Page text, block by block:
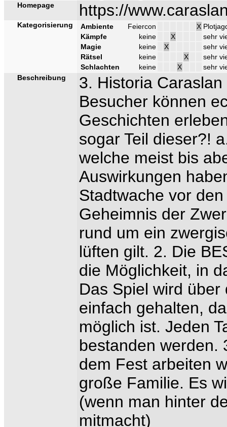
Homepage https://
Kategorisierung Ambiente Feiercon X
Kämpfe
keine X
sehr
Magie
keine X
sehr
Rätsel
keine X
sehr
Schlachten
keine X
sehr
Beschreibung
3. Historia
Besucher können
Geschichten
sogar Teil dieser?!
welche meist bis
Auswirkungen
Stadtwache vor
Geheimnis der
rund um ein
lüften gilt. 2. Die
die Möglichkeit, in
Das Spiel wird
einfach gehalten,
möglich ist. Jeden
bestanden werden.
dem Fest arbeiten
große Familie. Es
(wenn man hinter
mitmacht)